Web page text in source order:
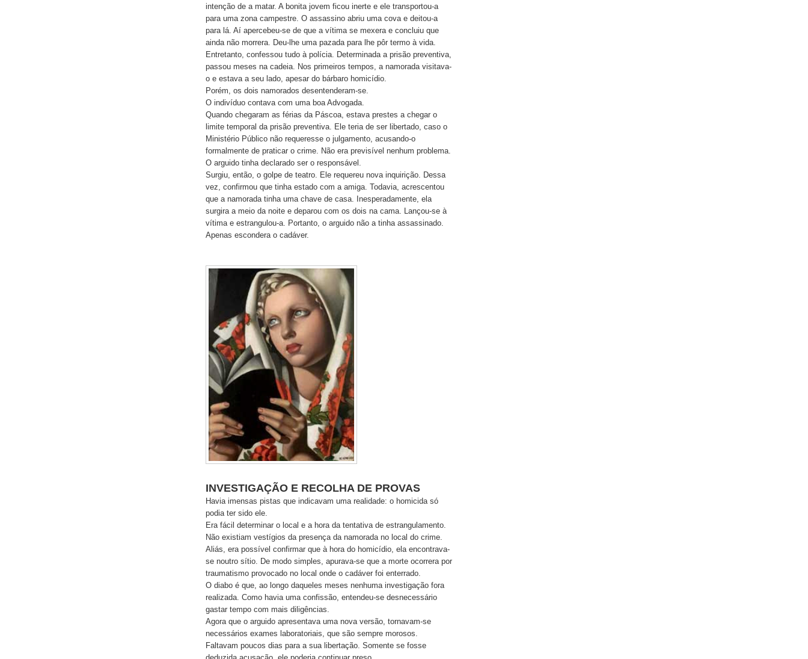
intenção de a matar. A bonita jovem ficou inerte e ele transportou-a
para uma zona campestre. O assassino abriu uma cova e deitou-a
para lá. Aí apercebeu-se de que a vítima se mexera e concluiu que
ainda não morrera. Deu-lhe uma pazada para lhe pôr termo à vida.
Entretanto, confessou tudo à polícia. Determinada a prisão preventiva,
passou meses na cadeia. Nos primeiros tempos, a namorada visitava-
o e estava a seu lado, apesar do bárbaro homicídio.
Porém, os dois namorados desentenderam-se.
O indivíduo contava com uma boa Advogada.
Quando chegaram as férias da Páscoa, estava prestes a chegar o
limite temporal da prisão preventiva. Ele teria de ser libertado, caso o
Ministério Público não requeresse o julgamento, acusando-o
formalmente de praticar o crime. Não era previsível nenhum problema.
O arguido tinha declarado ser o responsável.
Surgiu, então, o golpe de teatro. Ele requereu nova inquirição. Dessa
vez, confirmou que tinha estado com a amiga. Todavia, acrescentou
que a namorada tinha uma chave de casa. Inesperadamente, ela
surgira a meio da noite e deparou com os dois na cama. Lançou-se à
vítima e estrangulou-a. Portanto, o arguido não a tinha assassinado.
Apenas escondera o cadáver.
INVESTIGAÇÃO E RECOLHA DE PROVAS
Havia imensas pistas que indicavam uma realidade: o homicida só
podia ter sido ele.
Era fácil determinar o local e a hora da tentativa de estrangulamento.
Não existiam vestígios da presença da namorada no local do crime.
Aliás, era possível confirmar que à hora do homicídio, ela encontrava-
se noutro sítio. De modo simples, apurava-se que a morte ocorrera por
traumatismo provocado no local onde o cadáver foi enterrado.
O diabo é que, ao longo daqueles meses nenhuma investigação fora
realizada. Como havia uma confissão, entendeu-se desnecessário
gastar tempo com mais diligências.
Agora que o arguido apresentava uma nova versão, tornavam-se
necessários exames laboratoriais, que são sempre morosos.
Faltavam poucos dias para a sua libertação. Somente se fosse